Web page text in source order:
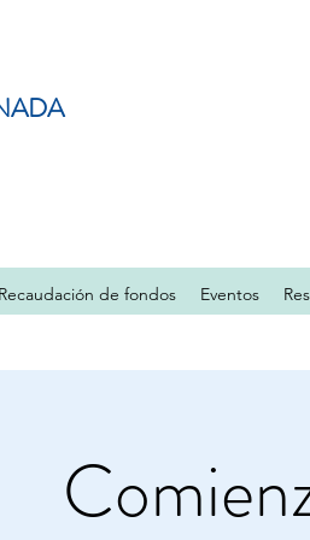
Recaudación de fondos Eventos